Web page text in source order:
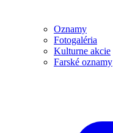
Oznamy
Fotogaléria
Kulturne akcie
Farské oznamy